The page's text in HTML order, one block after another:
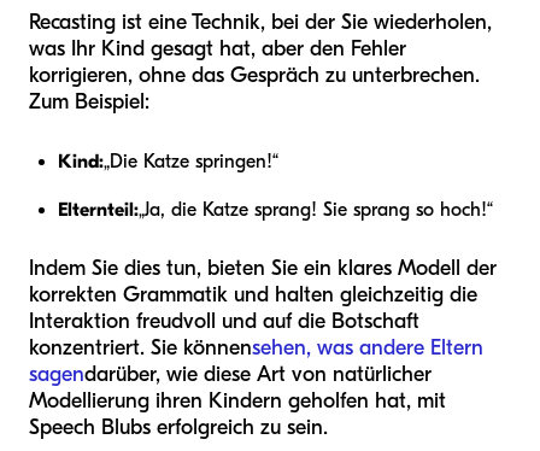
Recasting ist eine Technik, bei der Sie wiederholen,
was Ihr Kind gesagt hat, aber den Fehler
korrigieren, ohne das Gespräch zu unterbrechen.
Zum Beispiel:
Kind:„Die Katze springen!“
Elternteil:„Ja, die Katze sprang! Sie sprang so hoch!“
Indem Sie dies tun, bieten Sie ein klares Modell der
korrekten Grammatik und halten gleichzeitig die
Interaktion freudvoll und auf die Botschaft
konzentriert. Sie könnensehen, was andere Eltern
sagendarüber, wie diese Art von natürlicher
Modellierung ihren Kindern geholfen hat, mit
Speech Blubs erfolgreich zu sein.